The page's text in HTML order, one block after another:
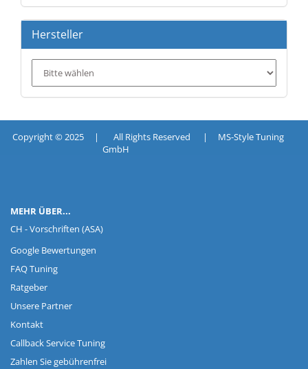
Hersteller
Copyright © 2025 | All Rights Reserved | MS-Style Tuning
GmbH
MEHR ÜBER...
CH - Vorschriften (ASA)
Google Bewertungen
FAQ Tuning
Ratgeber
Unsere Partner
Kontakt
Callback Service Tuning
Zahlen Sie gebührenfrei